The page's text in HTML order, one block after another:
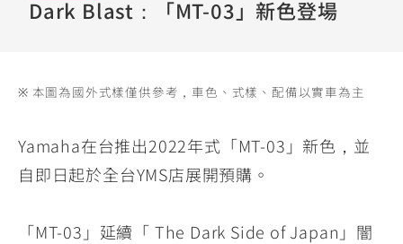
150
MT-
AMT
MT-
MT-
251~549
MT-
150
150
150
125
2.0
125
Dark Blast：「MT-03」新色登場
※ 本圖為國外式樣僅供參考，車色、式樣、配備以實車為主
Yamaha在台推出2022年式「MT-03」新色，並
自即日起於全台YMS店展開預購。
「MT-03」延續「 The Dark Side of Japan」闇